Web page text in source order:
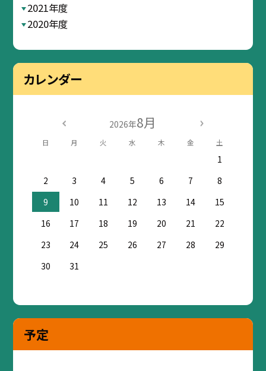
2021年度
2020年度
カレンダー
2026年8月
日 月 火 水 木 金 土
1
2
3 4 5 6 7
8
9
10 11 12 13 14
15
16
17 18 19 20 21
22
23
24 25 26 27 28
29
30
31
予定